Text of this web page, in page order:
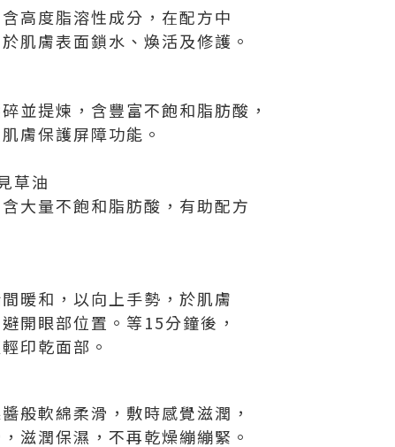
高度脂溶性成分，在配方中
肌膚表面鎖水、煥活及修護。
並提煉，含豐富不飽和脂肪酸，
膚保護屏障功能。
草油
大量不飽和脂肪酸，有助配方
暖和，以向上手勢，於肌膚
開眼部位置。等15分鐘後，
印乾面部。
般軟綿柔滑，敷時感覺滋潤，
滋潤保濕，不再乾燥繃繃緊。